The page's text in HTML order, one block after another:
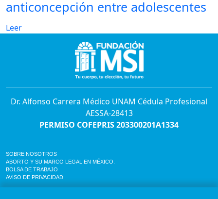
anticoncepción entre adolescentes
Leer
Dr. Alfonso Carrera Médico UNAM Cédula Profesional
AESSA-28413
PERMISO COFEPRIS 203300201A1334
SOBRE NOSOTROS
ABORTO Y SU MARCO LEGAL EN MÉXICO.
BOLSA DE TRABAJO
AVISO DE PRIVACIDAD